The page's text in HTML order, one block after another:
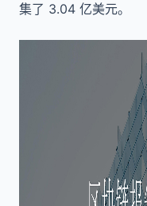
集了 3.04 亿美元。